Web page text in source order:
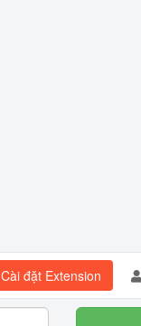
Cài đặt Extension